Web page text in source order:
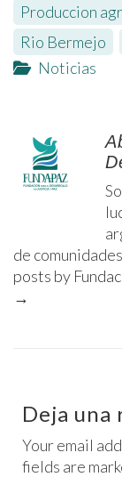
Produccion
Rio Bermejo
Noticias
de
posts by
→
Deja una
Your email
fields are